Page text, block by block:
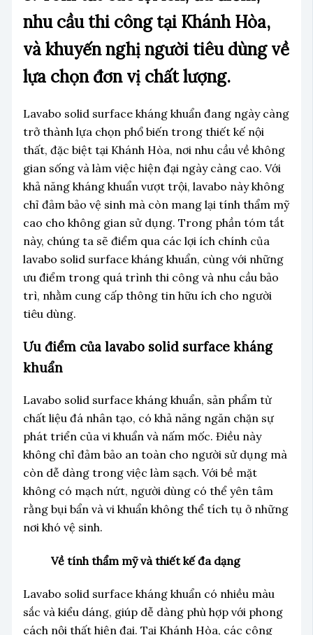
nhu cầu thi công tại Khánh Hòa,
và khuyến nghị người tiêu dùng về
lựa chọn đơn vị chất lượng.
Lavabo solid surface kháng khuẩn đang ngày càng
trở thành lựa chọn phổ biến trong thiết kế nội
thất, đặc biệt tại Khánh Hòa, nơi nhu cầu về không
gian sống và làm việc hiện đại ngày càng cao. Với
khả năng kháng khuẩn vượt trội, lavabo này không
chỉ đảm bảo vệ sinh mà còn mang lại tính thẩm mỹ
cao cho không gian sử dụng. Trong phần tóm tắt
này, chúng ta sẽ điểm qua các lợi ích chính của
lavabo solid surface kháng khuẩn, cùng với những
ưu điểm trong quá trình thi công và nhu cầu bảo
trì, nhằm cung cấp thông tin hữu ích cho người
tiêu dùng.
Ưu điểm của lavabo solid surface kháng
khuẩn
Lavabo solid surface kháng khuẩn, sản phẩm từ
chất liệu đá nhân tạo, có khả năng ngăn chặn sự
phát triển của vi khuẩn và nấm mốc. Điều này
không chỉ đảm bảo an toàn cho người sử dụng mà
còn dễ dàng trong việc làm sạch. Với bề mặt
không có mạch nứt, người dùng có thể yên tâm
rằng bụi bẩn và vi khuẩn không thể tích tụ ở những
nơi khó vệ sinh.
Về tính thẩm mỹ và thiết kế đa dạng
Lavabo solid surface kháng khuẩn có nhiều màu
sắc và kiểu dáng, giúp dễ dàng phù hợp với phong
cách nội thất hiện đại. Tại Khánh Hòa, các công